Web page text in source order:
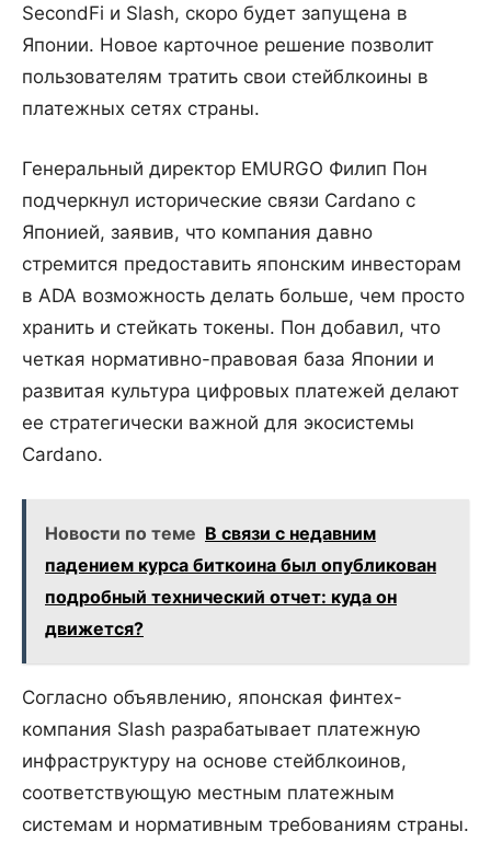
SecondFi и Slash, скоро будет запущена в
Японии. Новое карточное решение позволит
пользователям тратить свои стейблкоины в
платежных сетях страны.
Генеральный директор EMURGO Филип Пон
подчеркнул исторические связи Cardano с
Японией, заявив, что компания давно
стремится предоставить японским инвесторам
в ADA возможность делать больше, чем просто
хранить и стейкать токены. Пон добавил, что
четкая нормативно-правовая база Японии и
развитая культура цифровых платежей делают
ее стратегически важной для экосистемы
Cardano.
Новости по теме В связи с недавним
падением курса биткоина был опубликован
подробный технический отчет: куда он
движется?
Согласно объявлению, японская финтех-
компания Slash разрабатывает платежную
инфраструктуру на основе стейблкоинов,
соответствующую местным платежным
системам и нормативным требованиям страны.